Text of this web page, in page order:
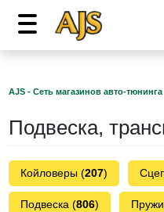
AJS - Сеть магазинов авто-тюнинга
Подвеска,
Койловеры (207)
Подвеска (806)